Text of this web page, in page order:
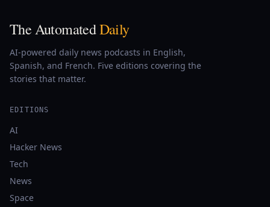
The AutomatedDaily
AI-powered daily news podcasts in English,
Spanish, and French. Five editions covering the
stories that matter.
EDITIONS
AI
Hacker News
Tech
News
Space